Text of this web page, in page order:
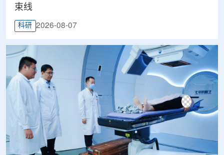
束线
科研 2026-08-07